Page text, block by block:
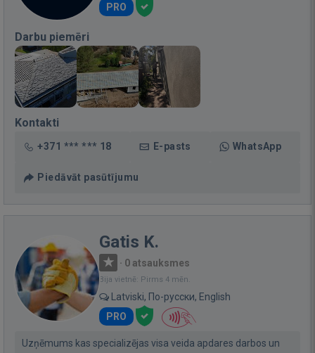
PRO
Darbu piemēri
Kontakti
+371 *** *** 18 E-pasts WhatsApp
Piedāvāt pasūtījumu
Gatis K.
· 0 atsauksmes
Bija vietnē: Pirms 4 mēn.
Latviski, По-русски, English
PRO
Uzņēmums kas specializējas visa veida apdares darbos un